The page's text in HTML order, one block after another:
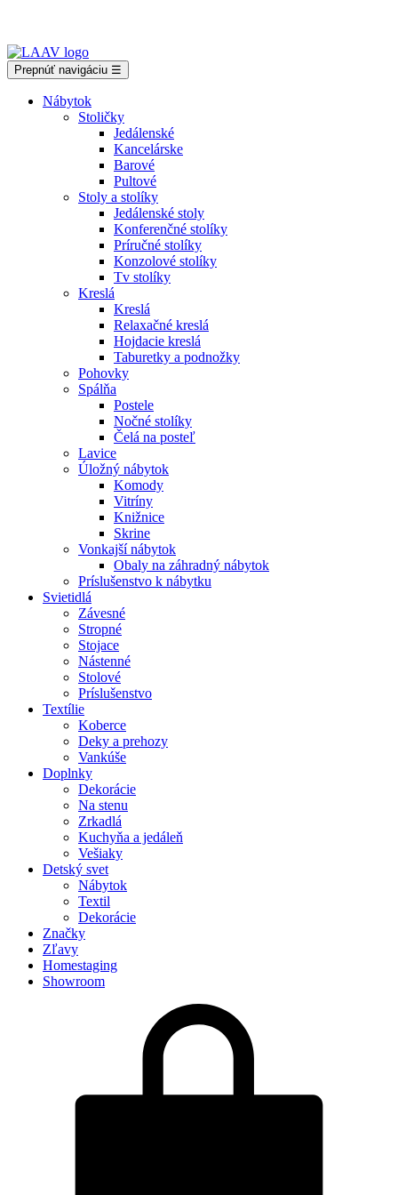
Prepnúť navigáciu ☰
Nábytok
Stoličky
Jedálenské
Kancelárske
Barové
Pultové
Stoly a stolíky
Jedálenské stoly
Konferenčné stolíky
Príručné stolíky
Konzolové stolíky
Tv stolíky
Kreslá
Kreslá
Relaxačné kreslá
Hojdacie kreslá
Taburetky a podnožky
Pohovky
Spálňa
Postele
Nočné stolíky
Čelá na posteľ
Lavice
Úložný nábytok
Komody
Vitríny
Knižnice
Skrine
Vonkajší nábytok
Obaly na záhradný nábytok
Príslušenstvo k nábytku
Svietidlá
Závesné
Stropné
Stojace
Nástenné
Stolové
Príslušenstvo
Textílie
Koberce
Deky a prehozy
Vankúše
Doplnky
Dekorácie
Na stenu
Zrkadlá
Kuchyňa a jedáleň
Vešiaky
Detský svet
Nábytok
Textil
Dekorácie
Značky
Zľavy
Homestaging
Showroom